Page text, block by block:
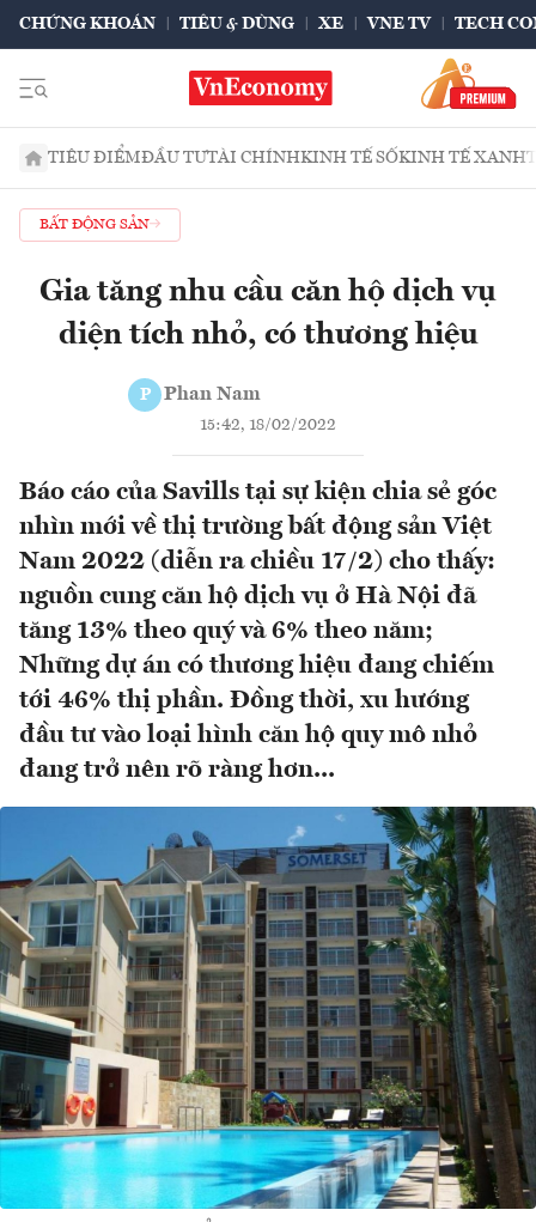
CHỨNG KHOÁN TIÊU & DÙNG XE VNE TV TECH
TIÊU ĐIỂMĐẦU TƯTÀI CHÍNHKINH TẾ SỐKINH TẾ XANH
BẤT ĐỘNG SẢN
Gia tăng nhu cầu căn hộ dịch vụ
diện tích nhỏ, có thương hiệu
P Phan Nam
15:42, 18/02/2022
Báo cáo của Savills tại sự kiện chia sẻ góc
nhìn mới về thị trường bất động sản Việt
Nam 2022 (diễn ra chiều 17/2) cho thấy:
nguồn cung căn hộ dịch vụ ở Hà Nội đã
tăng 13% theo quý và 6% theo năm;
Những dự án có thương hiệu đang chiếm
tới 46% thị phần. Đồng thời, xu hướng
đầu tư vào loại hình căn hộ quy mô nhỏ
đang trở nên rõ ràng hơn...